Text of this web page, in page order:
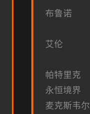
布鲁诺
艾伦
帕特里克
永恒境界
麦克斯韦尔